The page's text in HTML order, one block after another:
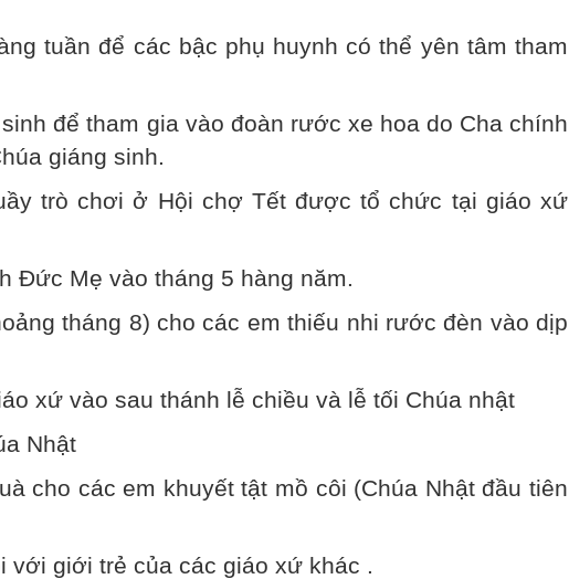
tuần để các bậc phụ huynh có thể yên tâm tham
để tham gia vào đoàn rước xe hoa do Cha chính
giáng sinh.
trò chơi ở Hội chợ Tết được tổ chức tại giáo xứ
Đức Mẹ vào tháng 5 hàng năm.
tháng 8) cho các em thiếu nhi rước đèn vào dịp
xứ vào sau thánh lễ chiều và lễ tối Chúa nhật
Nhật
cho các em khuyết tật mồ côi (Chúa Nhật đầu tiên
với giới trẻ của các giáo xứ khác .